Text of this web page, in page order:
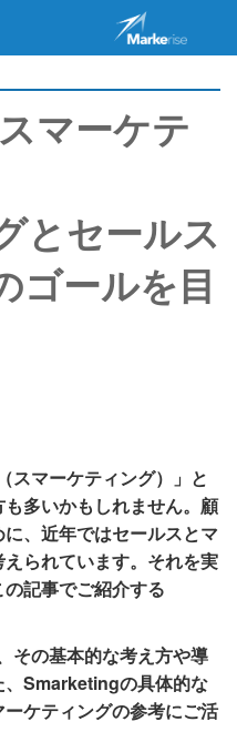
マーケテ
とセールス
ゴールを目
スマーケティング）」と
多いかもしれません。顧
、近年ではセールスとマ
られています。それを実
記事でご紹介する
その基本的な考え方や導
、Smarketingの具体的な
ケティングの参考にご活